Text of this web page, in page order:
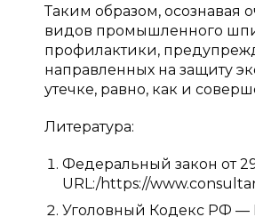
Таким образом, осознавая
видов промышленного
профилактики,
направленных на защиту
утечке, равно, как и
Литература:
Федеральный закон от
URL:/https://
Уголовный Кодекс РФ —